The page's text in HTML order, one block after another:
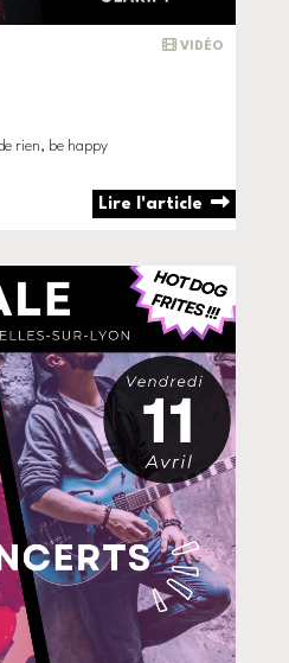
VIDÉO
rien, be happy
Lire l'article